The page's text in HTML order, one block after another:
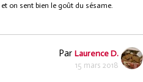
on sent bien le goût du sésame.
Par Laurence D.
15 mars 2018